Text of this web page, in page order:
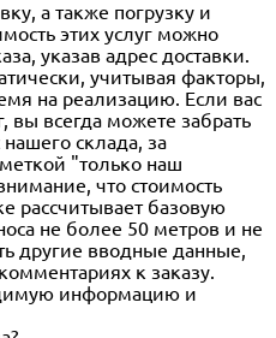
а также погрузку и
этих услуг можно
указав адрес доставки.
учитывая факторы,
на реализацию. Если вас
вы всегда можете забрать
склада, за
"только наш
что стоимость
рассчитывает базовую
не более 50 метров и не
другие вводные данные,
к заказу.
информацию и